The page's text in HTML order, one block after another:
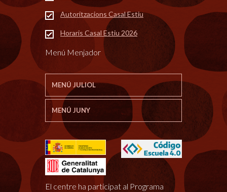
Autoritzacions Casal Estiu
Horaris Casal Estiu 2026
Menú Menjador
MENÚ JULIOL
MENÚ JUNY
El centre ha participat al Programa